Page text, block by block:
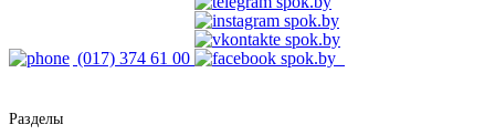
(017) 374 61 00
Разделы